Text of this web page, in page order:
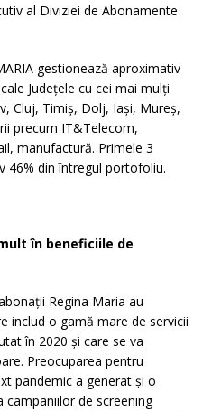
al Diviziei de Abonamente
gestionează aproximativ
Județele cu cei mai mulți
Cluj, Timiș, Dolj, Iași, Mureș,
precum IT&Telecom,
manufactură. Primele 3
46% din întregul portofoliu.
în beneficiile de
Regina Maria au
includ o gamă mare de servicii
în 2020 și care se va
Preocuparea pentru
pandemic a generat și o
campaniilor de screening